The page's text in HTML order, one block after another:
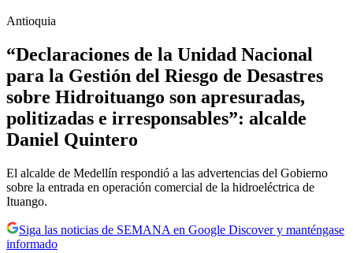
Antioquia
“Declaraciones de la Unidad Nacional
para la Gestión del Riesgo de Desastres
sobre Hidroituango son apresuradas,
politizadas e irresponsables”: alcalde
Daniel Quintero
El alcalde de Medellín respondió a las advertencias del Gobierno
sobre la entrada en operación comercial de la hidroeléctrica de
Ituango.
Siga las noticias de SEMANA en Google Discover y manténgase
informado